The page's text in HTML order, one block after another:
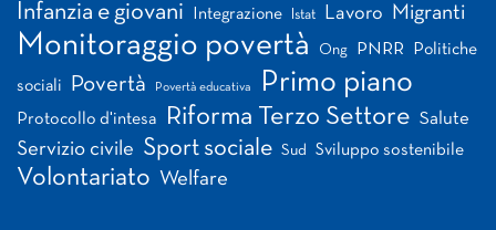
Infanzia e giovani Integrazione Istat Lavoro Migranti
Monitoraggio povertà Ong PNRR Politiche
sociali Povertà Povertà educativa Primo piano
Protocollo d'intesa Riforma Terzo Settore Salute
Servizio civile Sport sociale Sud Sviluppo sostenibile
Volontariato Welfare